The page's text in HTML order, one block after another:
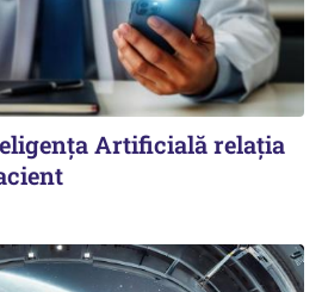
Artificială relația